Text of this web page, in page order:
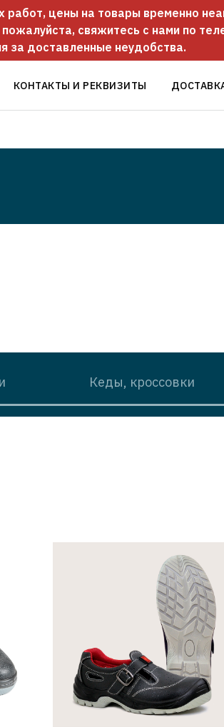
работ, цены на товары временно
свяжитесь с нами по
за доставленные неудобства.
КОНТАКТЫ И РЕКВИЗИТЫ
Кеды, кроссовки